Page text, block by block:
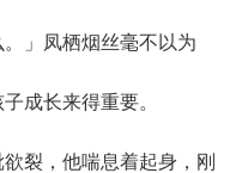
」凤栖烟丝毫不以为
成长来得重要。
裂，他喘息着起身，刚